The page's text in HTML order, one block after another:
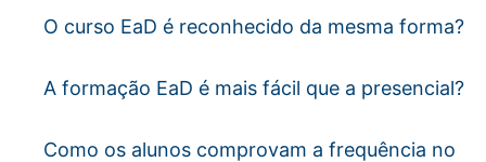
O curso EaD é reconhecido da mesma forma?
A formação EaD é mais fácil que a presencial?
Como os alunos comprovam a frequência no